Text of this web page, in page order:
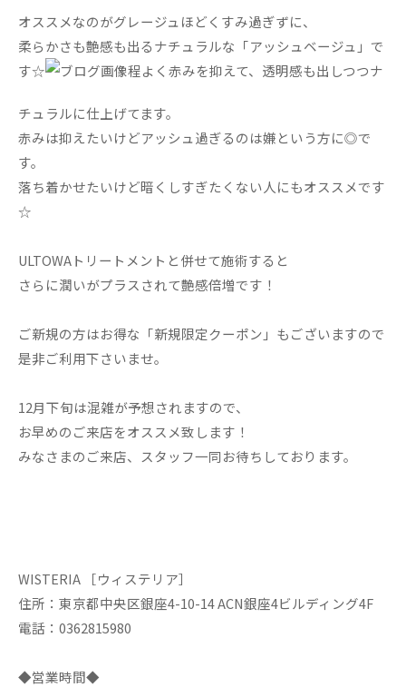
オススメなのがグレージュほどくすみ過ぎずに、
柔らかさも艶感も出るナチュラルな「アッシュベージュ」で
す☆
程よく赤みを抑えて、透明感も出しつつナ
チュラルに仕上げてます。
赤みは抑えたいけどアッシュ過ぎるのは嫌という方に◎で
す。
落ち着かせたいけど暗くしすぎたくない人にもオススメです
☆
ULTOWAトリートメントと併せて施術すると
さらに潤いがプラスされて艶感倍増です！
ご新規の方はお得な「新規限定クーポン」もございますので
是非ご利用下さいませ。
12月下旬は混雑が予想されますので、
お早めのご来店をオススメ致します！
みなさまのご来店、スタッフ一同お待ちしております。
WISTERIA ［ウィステリア］
住所：東京都中央区銀座4-10-14 ACN銀座4ビルディング4F
電話：0362815980
◆営業時間◆